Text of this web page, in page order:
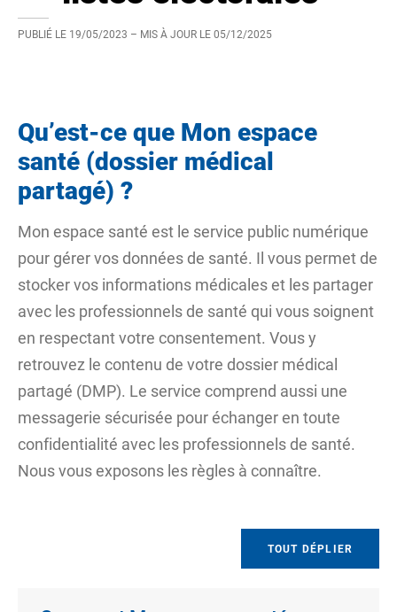
PUBLIÉ LE 19/05/2023 – MIS À JOUR LE 05/12/2025
Qu’est-ce que Mon espace
santé (dossier médical
partagé) ?
Mon espace santé est le service public numérique
pour gérer vos données de santé. Il vous permet de
stocker vos informations médicales et les partager
avec les professionnels de santé qui vous soignent
en respectant votre consentement. Vous y
retrouvez le contenu de votre dossier médical
partagé (DMP). Le service comprend aussi une
messagerie sécurisée pour échanger en toute
confidentialité avec les professionnels de santé.
Nous vous exposons les règles à connaître.
TOUT DÉPLIER